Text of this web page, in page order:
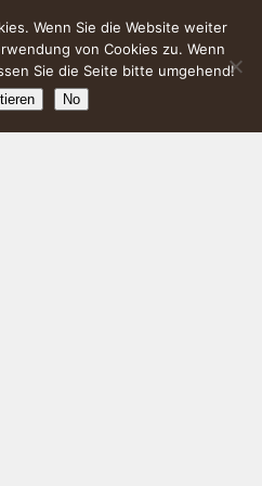
Wenn Sie die Website weiter
von Cookies zu. Wenn
Sie die Seite bitte umgehend!
No